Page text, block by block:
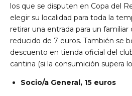
los que se disputen en Copa del
elegir su localidad para toda la
retirar una entrada para un
reducido de 7 euros. También se
descuento en tienda oficial del
cantina (si la consumición supera
Socio/a General, 15 euros